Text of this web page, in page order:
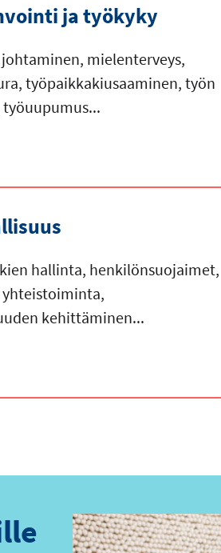
ja työkyky
mielenterveys,
työpaikkakiusaaminen, työn
työuupumus...
hallinta, henkilönsuojaimet,
kehittäminen...